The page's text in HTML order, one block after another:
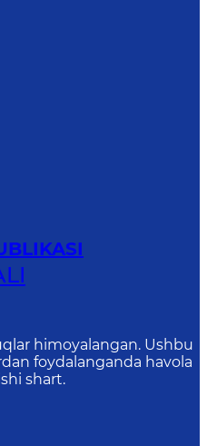
himoyalangan. Ushbu
foydalanganda havola
shart.